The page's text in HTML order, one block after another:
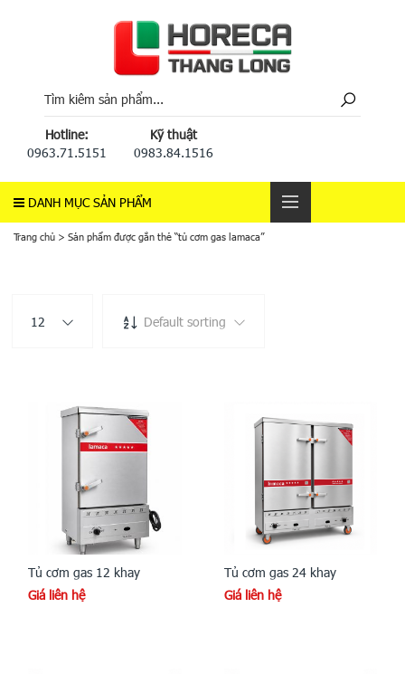
Hotline:
0963.71.5151
Kỹ thuật
0983.84.1516
DANH MỤC SẢN PHẨM
Trang chủ > Sản phẩm được gắn thẻ “tủ cơm gas lamaca”
12 Default sorting
Tủ cơm gas 12 khay
Giá liên hệ
Tủ cơm gas 24 khay
Giá liên hệ